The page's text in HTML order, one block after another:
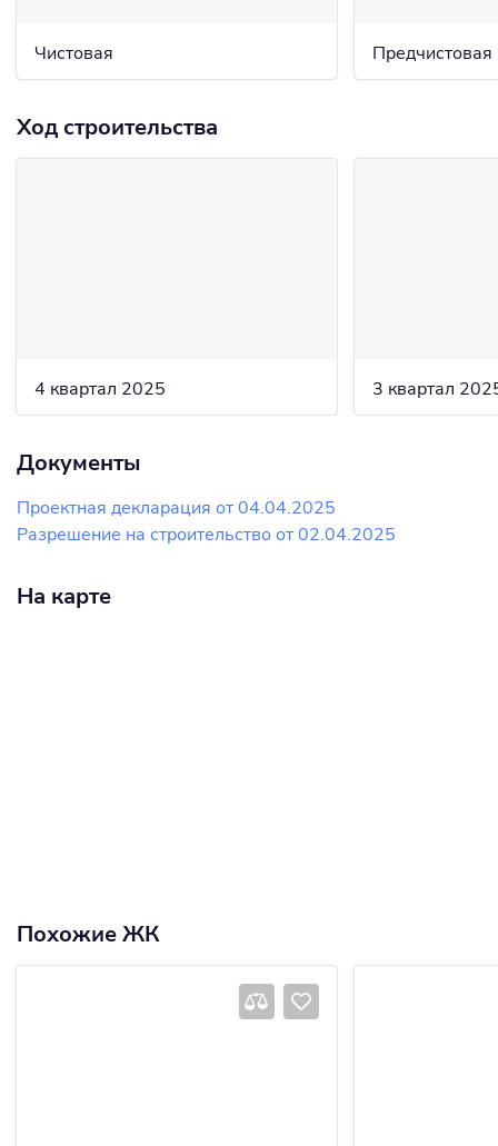
Чистовая Предчистовая
Ход строительства
4 квартал 2025 3 квартал
Документы
Проектная декларация от 04.04.2025
Разрешение на строительство от 02.04.2025
На карте
Похожие ЖК